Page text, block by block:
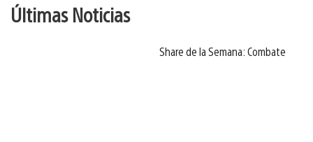
Últimas Noticias
Share de la Semana: Combate